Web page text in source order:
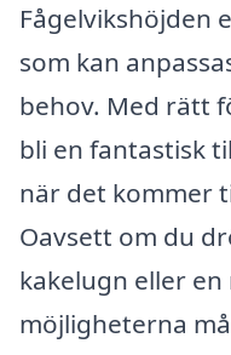
Fågelvikshöjden
som kan
behov. Med rätt
bli en fantastisk
när det kommer
Oavsett om du
kakelugn eller
möjligheterna